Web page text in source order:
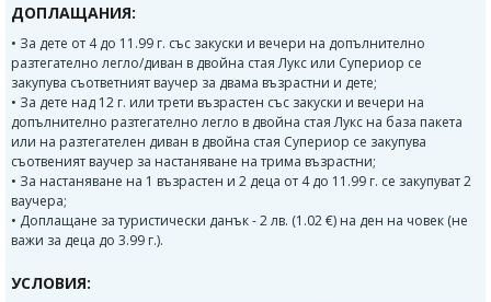
ДОПЛАЩАНИЯ:
• За дете от 4 до 11.99 г. със закуски и вечери на допълнително
разтегателно легло/диван в двойна стая Лукс или Супериор се
закупува съответният ваучер за двама възрастни и дете;
• За дете над 12 г. или трети възрастен със закуски и вечери на
допълнително разтегателно легло в двойна стая Лукс на база пакета
или на разтегателен диван в двойна стая Супериор се закупува
съотвеният ваучер за настаняване на трима възрастни;
• За настаняване на 1 възрастен и 2 деца от 4 до 11.99 г. се закупуват 2
ваучера;
• Доплащане за туристически данък - 2 лв. (1.02 €) на ден на човек (не
важи за деца до 3.99 г.).
УСЛОВИЯ: